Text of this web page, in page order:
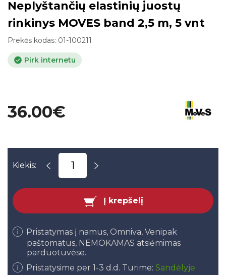
Neplyštančių elastinių juostų
rinkinys MOVES band 2,5 m, 5 vnt
Prekės kodas: 01-100211
Pirk internetu
36.00€
Kiekis:
Į krepšelį
Pristatymas į namus, Omniva, Venipak
paštomatus, NEMOKAMAS atsiėmimas
parduotuvėse.
Pristatysime per 1-3 d.d. Turime: Sandėlyje